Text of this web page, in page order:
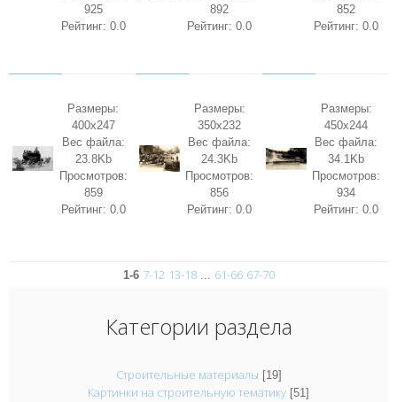
925
Рейтинг: 0.0
892
Рейтинг: 0.0
852
Рейтинг: 0.0
Размеры:
400x247
Вес файла:
23.8Kb
Просмотров:
859
Рейтинг: 0.0
Размеры:
350x232
Вес файла:
24.3Kb
Просмотров:
856
Рейтинг: 0.0
Размеры:
450x244
Вес файла:
34.1Kb
Просмотров:
934
Рейтинг: 0.0
1-6 7-12 13-18 ... 61-66 67-70
Категории раздела
Строительные материалы [19]
Картинки на строительную тематику [51]